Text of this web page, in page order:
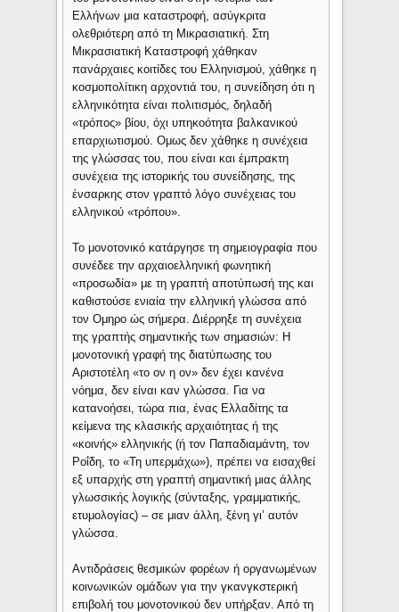
Ελλήνων μια καταστροφή, ασύγκριτα
ολεθριότερη από τη Μικρασιατική. Στη
Μικρασιατική Καταστροφή χάθηκαν
πανάρχαιες κοιτίδες του Ελληνισμού, χάθηκε η
κοσμοπολίτικη αρχοντιά του, η συνείδηση ότι η
ελληνικότητα είναι πολιτισμός, δηλαδή
«τρόπος» βίου, όχι υπηκοότητα βαλκανικού
επαρχιωτισμού. Ομως δεν χάθηκε η συνέχεια
της γλώσσας του, που είναι και έμπρακτη
συνέχεια της ιστορικής του συνείδησης, της
ένσαρκης στον γραπτό λόγο συνέχειας του
ελληνικού «τρόπου».
Το μονοτονικό κατάργησε τη σημειογραφία που
συνέδεε την αρχαιοελληνική φωνητική
«προσωδία» με τη γραπτή αποτύπωσή της και
καθιστούσε ενιαία την ελληνική γλώσσα από
τον Ομηρο ώς σήμερα. Διέρρηξε τη συνέχεια
της γραπτής σημαντικής των σημασιών: Η
μονοτονική γραφή της διατύπωσης του
Αριστοτέλη «το ον η ον» δεν έχει κανένα
νόημα, δεν είναι καν γλώσσα. Για να
κατανοήσει, τώρα πια, ένας Ελλαδίτης τα
κείμενα της κλασικής αρχαιότητας ή της
«κοινής» ελληνικής (ή τον Παπαδιαμάντη, τον
Ροΐδη, το «Τη υπερμάχω»), πρέπει να εισαχθεί
εξ υπαρχής στη γραπτή σημαντική μιας άλλης
γλωσσικής λογικής (σύνταξης, γραμματικής,
ετυμολογίας) – σε μιαν άλλη, ξένη γι’ αυτόν
γλώσσα.
Αντιδράσεις θεσμικών φορέων ή οργανωμένων
κοινωνικών ομάδων για την γκανγκστερική
επιβολή του μονοτονικού δεν υπήρξαν. Από τη